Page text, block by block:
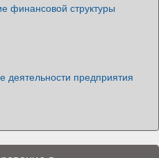
финансовой структуры
деятельности предприятия